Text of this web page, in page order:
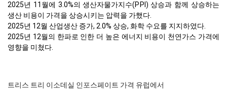
2025년 11월에 3.0%의 생산자물가지수(PPI) 상승과 함께 상승하는
생산 비용이 가격을 상승시키는 압력을 가했다.
2025년 12월 산업생산 증가, 2.0% 상승, 화학 수요를 지지하였다.
2025년 12월의 한파로 인한 더 높은 에너지 비용이 천연가스 가격에
영향을 미쳤다.
트리스 트리 이소데실 인포스페이트 가격 유럽에서